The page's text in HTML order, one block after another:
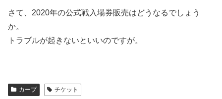
さて、2020年の公式戦入場券販売はどうなるでしょう
か。
トラブルが起きないといいのですが。
カープ チケット